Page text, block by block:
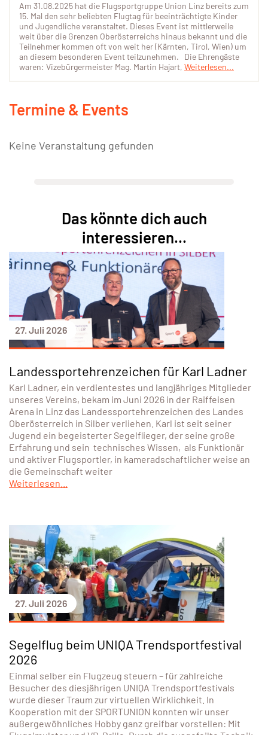
Am 31.08.2025 hat die Flugsportgruppe Union Linz bereits zum
15. Mal den sehr beliebten Flugtag für beeinträchtigte Kinder
und Jugendliche veranstaltet. Dieses Event ist mittlerweile
weit über die Grenzen Oberösterreichs hinaus bekannt und die
Teilnehmer kommen oft von weit her (Kärnten, Tirol, Wien) um
an diesem besonderen Event teilzunehmen. Die Ehrengäste
waren: Vizebürgermeister Mag. Martin Hajart, Weiterlesen...
Termine & Events
Keine Veranstaltung gefunden
Das könnte dich auch
interessieren...
27. Juli 2026
Landessportehrenzeichen für Karl Ladner
Karl Ladner, ein verdientestes und langjähriges Mitglieder
unseres Vereins, bekam im Juni 2026 in der Raiffeisen
Arena in Linz das Landessportehrenzeichen des Landes
Oberösterreich in Silber verliehen. Karl ist seit seiner
Jugend ein begeisterter Segelflieger, der seine große
Erfahrung und sein technisches Wissen, als Funktionär
und aktiver Flugsportler, in kameradschaftlicher weise an
die Gemeinschaft weiter
Weiterlesen...
27. Juli 2026
Segelflug beim UNIQA Trendsportfestival
2026
Einmal selber ein Flugzeug steuern – für zahlreiche
Besucher des diesjährigen UNIQA Trendsportfestivals
wurde dieser Traum zur virtuellen Wirklichkeit. In
Kooperation mit der SPORTUNION konnten wir unser
außergewöhnliches Hobby ganz greifbar vorstellen: Mit